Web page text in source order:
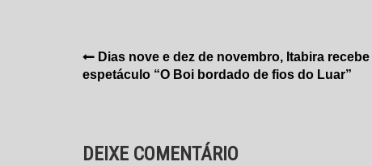
Navegação
de
Dias nove e dez de novembro, Itabira recebe
espetáculo “O Boi bordado de fios do Luar”
DEIXE COMENTÁRIO